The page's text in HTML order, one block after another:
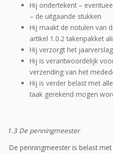
Hij ondertekent –
– de uitgaande stukken
Hij maakt de notulen van
artikel 1.0.2 takenpakket
Hij verzorgt het
Hij is verantwoordelijk
verzending van het
Hij is verder belast met
taak gerekend mogen
1.3 De penningmeester
De penningmeester is belast